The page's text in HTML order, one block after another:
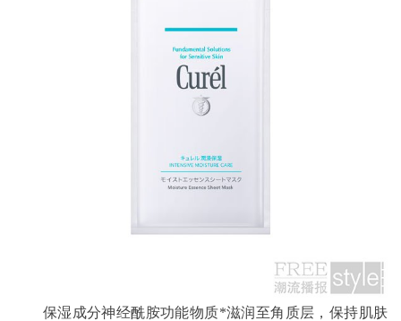
保湿成分神经酰胺功能物质*滋润至角质层，保持肌肤